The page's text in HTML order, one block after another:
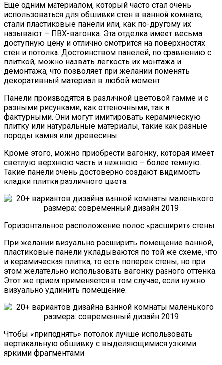
Еще одним материалом, который часто стал очень
использоваться для обшивки стен в ванной комнате,
стали пластиковые панели или, как по-другому их
называют – ПВХ-вагонка. Эта отделка имеет весьма
доступную цену и отлично смотрится на поверхностях
стен и потолка. Достоинством панелей, по сравнению с
плиткой, можно назвать легкость их монтажа и
демонтажа, что позволяет при желании поменять
декоративный материал в любой момент.
Панели производятся в различной цветовой гамме и с
разными рисунками, как оттеночными, так и
фактурными. Они могут имитировать керамическую
плитку или натуральные материалы, такие как разные
породы камня или древесины.
Кроме этого, можно приобрести вагонку, которая имеет
светлую верхнюю часть и нижнюю – более темную.
Такие панели очень достоверно создают видимость
кладки плитки различного цвета.
Горизонтальное расположение полос «расширит» стены
При желании визуально расширить помещение ванной,
пластиковые панели укладываются по той же схеме, что
и керамическая плитка, то есть поперек стены, но при
этом желательно использовать вагонку разного оттенка.
Этот же прием применяется в том случае, если нужно
визуально удлинить помещение.
Чтобы «приподнять» потолок лучше использовать
вертикальную обшивку с выделяющимися узкими
яркими фрагментами